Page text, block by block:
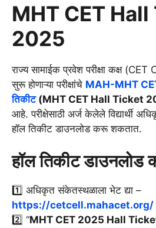
MHT CET
2025
राज्य सामाईक प्रवेश परीक्षा कक्ष
सुरू होणाऱ्या परीक्षांचे MAH-MHT
तिकीट(MHT CET Hall Ticket
आहे. परीक्षेसाठी अर्ज केलेले विद्यार्थी
हॉल तिकीट डाउनलोड करू शकतात.
हॉल तिकीट डाउनलोड
1️⃣ अधिकृत संकेतस्थळाला भेट द्या –
https://cetcell.mahacet.org/
2️⃣ “MHT CET 2025 Hall